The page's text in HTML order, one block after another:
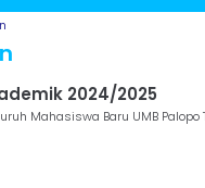
2024/2025
Mahasiswa Baru UMB Palopo